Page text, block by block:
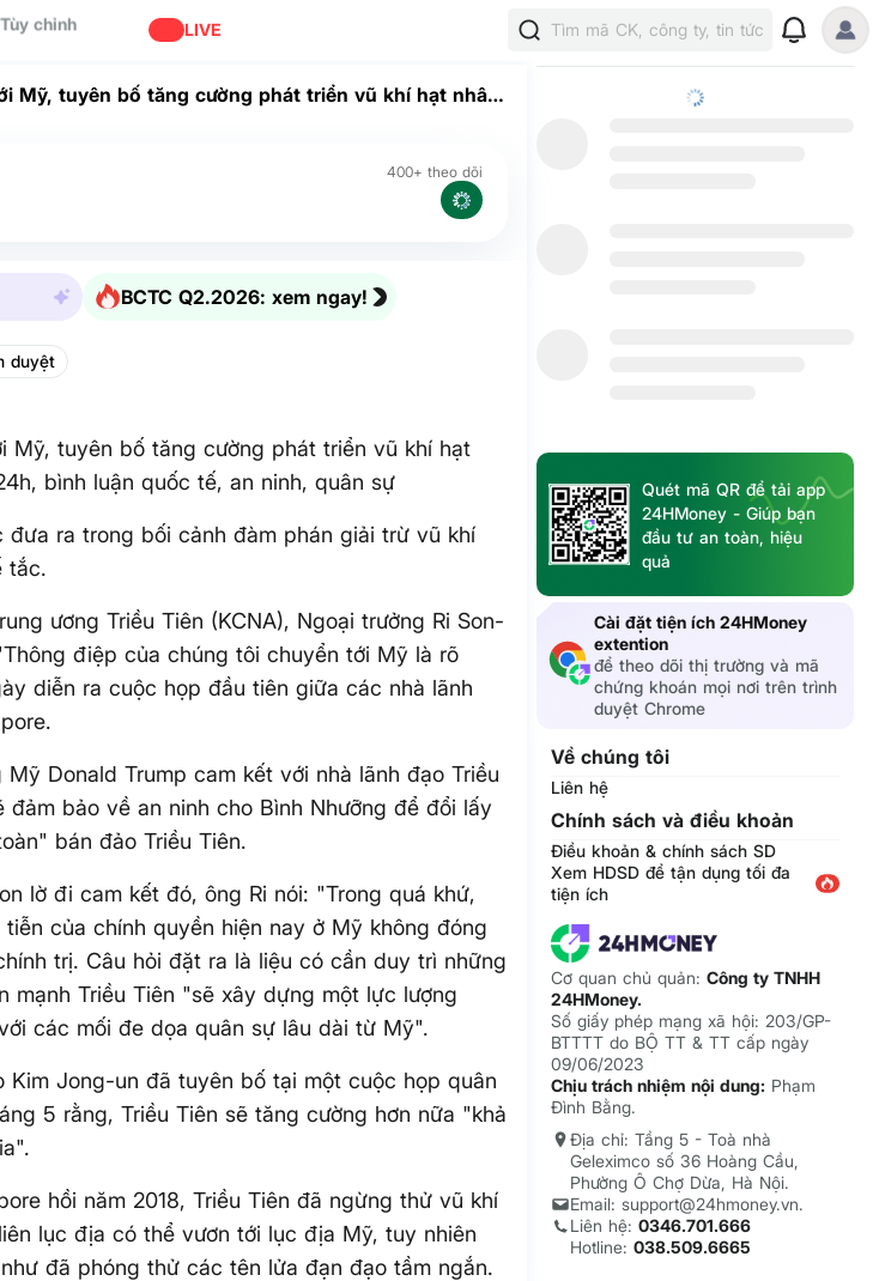
Tùy chỉnh LIVE Tìm mã CK, công ty, tin tức
Mỹ, tuyên bố tăng cường phát triển vũ khí hạt nhân
400+ theo dõi
BCTC Q2.2026: xem ngay!
duyệt
Mỹ, tuyên bố tăng cường phát triển vũ khí hạt
bình luận quốc tế, an ninh, quân sự
đưa ra trong bối cảnh đàm phán giải trừ vũ khí
tắc.
ương Triều Tiên (KCNA), Ngoại trưởng Ri Son-
điệp của chúng tôi chuyển tới Mỹ là rõ
diễn ra cuộc họp đầu tiên giữa các nhà lãnh
Donald Trump cam kết với nhà lãnh đạo Triều
bảo về an ninh cho Bình Nhưỡng để đổi lấy
bán đảo Triều Tiên.
lờ đi cam kết đó, ông Ri nói: "Trong quá khứ,
của chính quyền hiện nay ở Mỹ không đóng
trị. Câu hỏi đặt ra là liệu có cần duy trì những
mạnh Triều Tiên "sẽ xây dựng một lực lượng
các mối đe dọa quân sự lâu dài từ Mỹ".
Kim Jong-un đã tuyên bố tại một cuộc họp quân
5 rằng, Triều Tiên sẽ tăng cường hơn nữa "khả
hồi năm 2018, Triều Tiên đã ngừng thử vũ khí
lục địa có thể vươn tới lục địa Mỹ, tuy nhiên
đã phóng thử các tên lửa đạn đạo tầm ngắn.
Quét mã QR để tải app
24HMoney - Giúp bạn
đầu tư an toàn, hiệu
quả
Cài đặt tiện ích 24HMoney
extention
để theo dõi thị trường và mã
chứng khoán mọi nơi trên trình
duyệt Chrome
Về chúng tôi
Liên hệ
Chính sách và điều khoản
Điều khoản & chính sách SD
Xem HDSD để tận dụng tối đa
tiện ích
Cơ quan chủ quản:Công ty TNHH
24HMoney.
Số giấy phép mạng xã hội: 203/GP-
BTTTT do BỘ TT & TT cấp ngày
09/06/2023
Chịu trách nhiệm nội dung: Phạm
Đình Bằng.
Địa chỉ: Tầng 5 - Toà nhà
Geleximco số 36 Hoàng Cầu,
Phường Ô Chợ Dừa, Hà Nội.
Email: support@24hmoney.vn.
Liên hệ:0346.701.666
Hotline:038.509.6665